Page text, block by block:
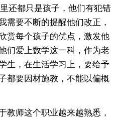
都只是孩子，他们有犯错
需要不断的提醒他们改正，
赏每个孩子的优点，激发他
们爱上数学这一科，作为老
生，在生活学习上，要给予
都要因材施教，不能以偏概
师这个职业越来越熟悉，